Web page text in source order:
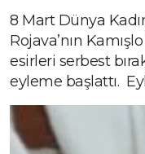
8 Mart Dünya
Rojava’nın
esirleri serbest
eyleme başlattı.